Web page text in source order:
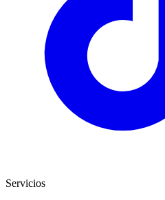
Servicios